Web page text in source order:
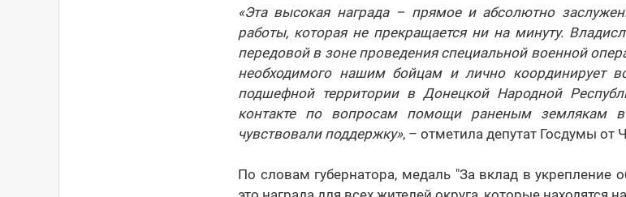
«Эта высокая награда – прямое и абсолютно
работы, которая не прекращается ни на минуту.
передовой в зоне проведения специальной военной
необходимого нашим бойцам и лично координирует
подшефной территории в Донецкой Народной
контакте по вопросам помощи раненым землякам
чувствовали поддержку», – отметила депутат Госдумы от
По словам губернатора, медаль "За вклад в укрепление